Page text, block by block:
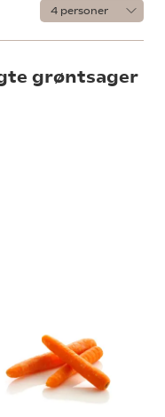
grøntsager